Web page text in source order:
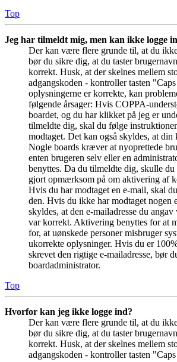
Top
Jeg har tilmeldt mig, men kan ikke logge
Der kan være flere grunde til, at du
bør du sikre dig, at du taster
korrekt. Husk, at der skelnes mellem
adgangskoden - kontroller tasten
oplysningerne er korrekte, kan
følgende årsager: Hvis COPPA-
boardet, og du har klikket på jeg er
tilmeldte dig, skal du følge
modtaget. Det kan også skyldes, at din
Nogle boards kræver at nyoprettede
enten brugeren selv eller en
benyttes. Da du tilmeldte dig, skulle
gjort opmærksom på om aktivering af
Hvis du har modtaget en e-mail, skal
den. Hvis du ikke har modtaget nogen
skyldes, at den e-mailadresse du
var korrekt. Aktivering benyttes for at
for, at uønskede personer misbruger
ukorrekte oplysninger. Hvis du er
skrevet den rigtige e-mailadresse, bør
boardadministrator.
Top
Hvorfor kan jeg ikke logge ind?
Der kan være flere grunde til, at du
bør du sikre dig, at du taster
korrekt. Husk, at der skelnes mellem
adgangskoden - kontroller tasten